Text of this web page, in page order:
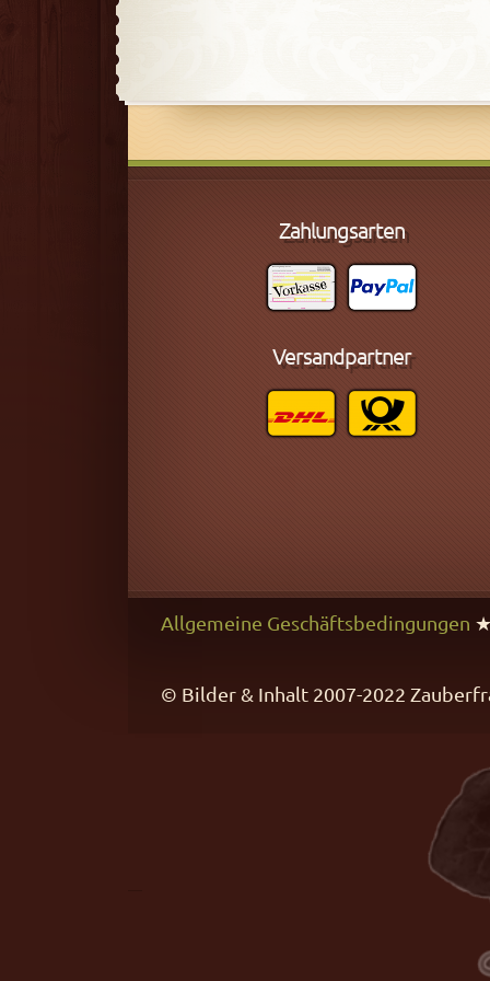
Zahlungsarten
Versandpartner
Allgemeine Geschäftsbedingungen
© Bilder & Inhalt 2007-2022